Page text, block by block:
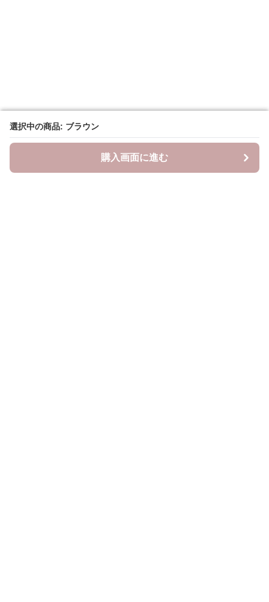
選択中の商品: ブラウン
購入画面に進む
選択中の商品: ブラウン
購入画面に進む